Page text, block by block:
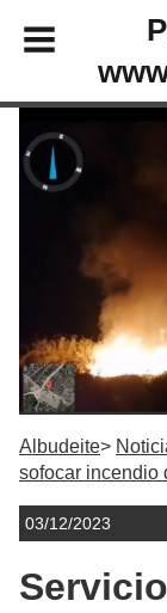
Albudeite
sofocar incendio
03/12/2023